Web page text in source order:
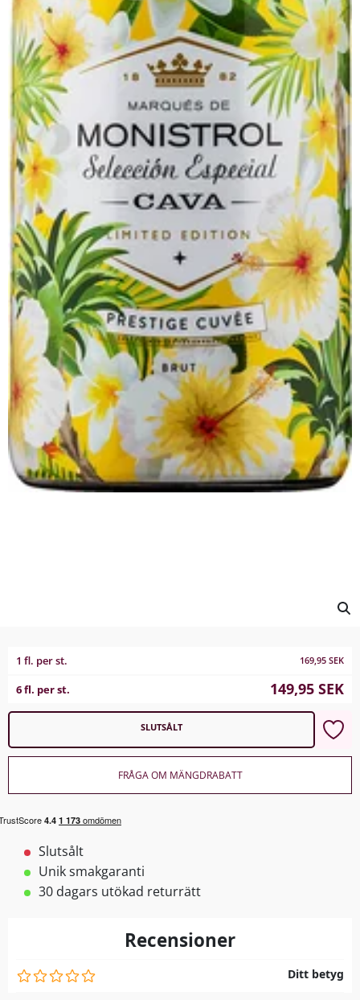
1 fl. per st. 169,95 SEK
6 fl. per st. 149,95 SEK
SLUTSÅLT
FRÅGA OM MÄNGDRABATT
Slutsålt
Unik smakgaranti
30 dagars utökad returrätt
Recensioner
Ditt betyg